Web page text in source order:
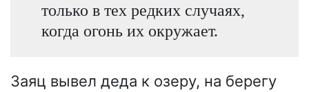
только в тех редких случаях,
когда огонь их окружает.
Заяц вывел деда к озеру, на берегу